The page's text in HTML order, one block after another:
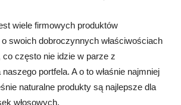
wiele firmowych produktów
swoich dobroczynnych właściwościach
co często nie idzie w parze z
portfela. A o to właśnie najmniej
naturalne produkty są najlepsze dla
włosowych.